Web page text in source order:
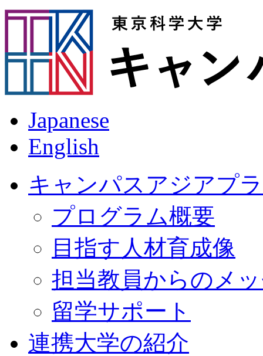
Japanese
English
キャンパスアジアプ
プログラム概要
目指す人材育成像
担当教員からのメ
留学サポート
連携大学の紹介